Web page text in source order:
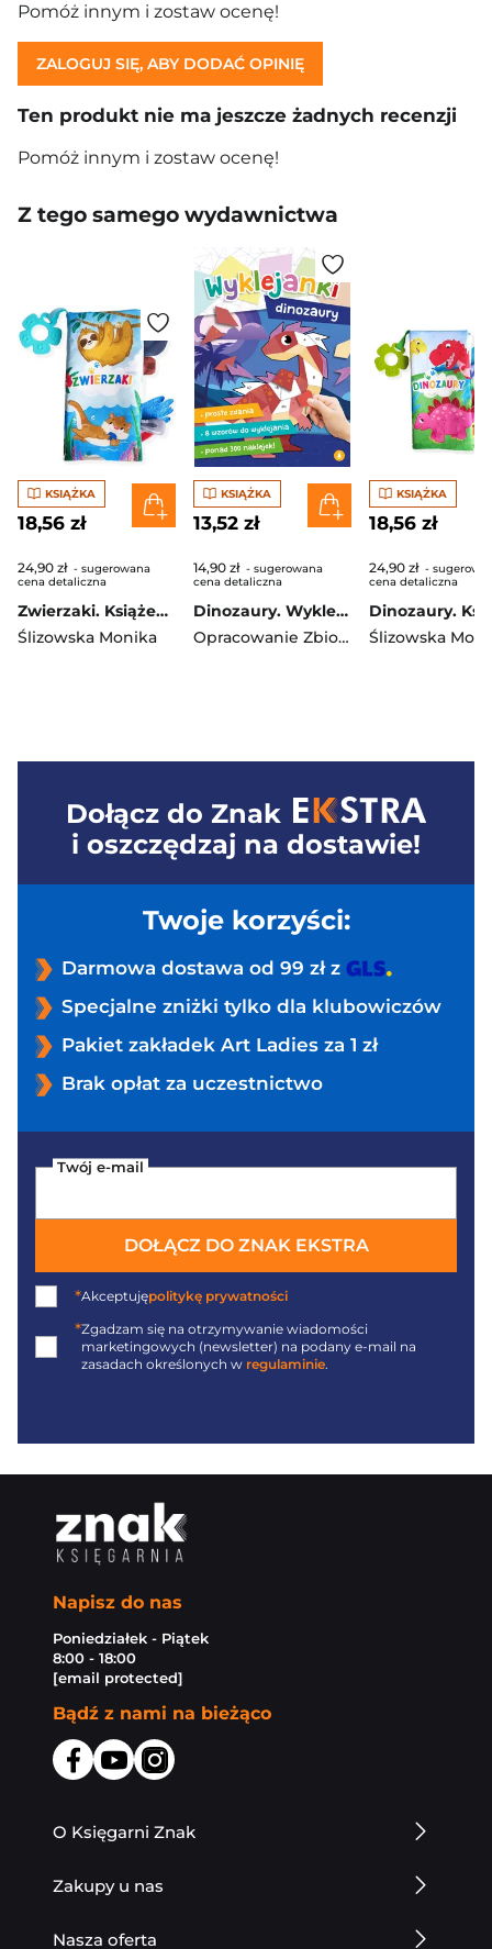
Pomóż innym i zostaw ocenę!
ZALOGUJ SIĘ, ABY DODAĆ OPINIĘ
Ten produkt nie ma jeszcze żadnych recenzji
Pomóż innym i zostaw ocenę!
Z tego samego wydawnictwa
KSIĄŻKA
18,56 zł
24,90 zł - sugerowana
cena detaliczna
Zwierzaki. Książeczka sensoryczna
Ślizowska Monika
KSIĄŻKA
13,52 zł
14,90 zł - sugerowana
cena detaliczna
Dinozaury. Wyklejanki
Opracowanie Zbiorowe
KSIĄŻKA
18,56 zł
24,90 zł -
cena detaliczna
Ślizowska
Dołącz do Znak
i oszczędzaj na dostawie!
Twoje korzyści:
Darmowa dostawa od 99 zł z
Specjalne zniżki tylko dla klubowiczów
Pakiet zakładek Art Ladies za 1 zł
Brak opłat za uczestnictwo
Twój e-mail
DOŁĄCZ DO ZNAK EKSTRA
*Akceptujępolitykę prywatności
*Zgadzam się na otrzymywanie wiadomości
marketingowych (newsletter) na podany e-mail na
zasadach określonych w regulaminie.
Napisz do nas
Poniedziałek - Piątek
8:00 - 18:00
[email protected]
Bądź z nami na bieżąco
O Księgarni Znak
Zakupy u nas
Nasza oferta